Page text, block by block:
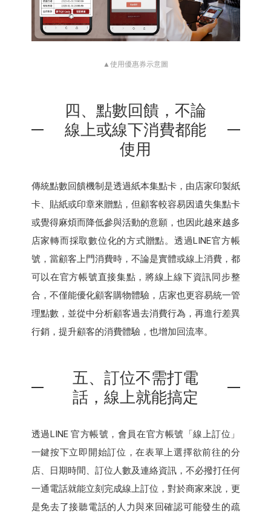
▲使用優惠券示意圖
四、點數回饋，不論
線上或線下消費都能
使用
傳統點數回饋機制是透過紙本集點卡，由店家印製紙
卡、貼紙或印章來贈點，但顧客較容易因遺失集點卡
或覺得麻煩而降低參與活動的意願，也因此越來越多
店家轉而採取數位化的方式贈點。透過LINE官方帳
號，當顧客上門消費時，不論是實體或線上消費，都
可以在官方帳號直接集點，將線上線下資訊同步整
合，不僅能優化顧客購物體驗，店家也更容易統一管
理點數，並從中分析顧客過去消費行為，再進行差異
行銷，提升顧客的消費體驗，也增加回流率。
五、訂位不需打電
話，線上就能搞定
透過LINE 官方帳號，會員在官方帳號「線上訂位」
一鍵按下立即開始訂位，在表單上選擇欲前往的分
店、日期時間、訂位人數及連絡資訊，不必撥打任何
一通電話就能立刻完成線上訂位，對於商家來說，更
是免去了接聽電話的人力與來回確認可能發生的疏